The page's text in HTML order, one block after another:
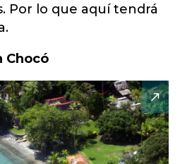
Por lo que aquí tendrá
Chocó